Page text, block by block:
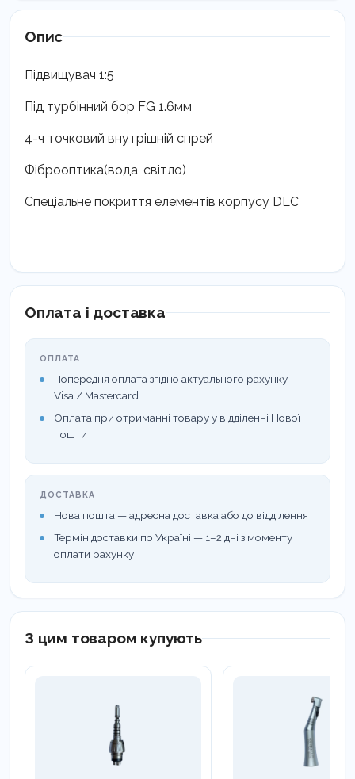
Опис
Підвищувач 1:5
Під турбінний бор FG 1.6мм
4-ч точковий внутрішній спрей
Фіброоптика(вода, світло)
Спеціальне покриття елементів корпусу DLC
Оплата і доставка
ОПЛАТА
Попередня оплата згідно актуального рахунку —
Visa / Mastercard
Оплата при отриманні товару у відділенні Нової
пошти
ДОСТАВКА
Нова пошта — адресна доставка або до відділення
Термін доставки по Україні — 1–2 дні з моменту
оплати рахунку
З цим товаром купують